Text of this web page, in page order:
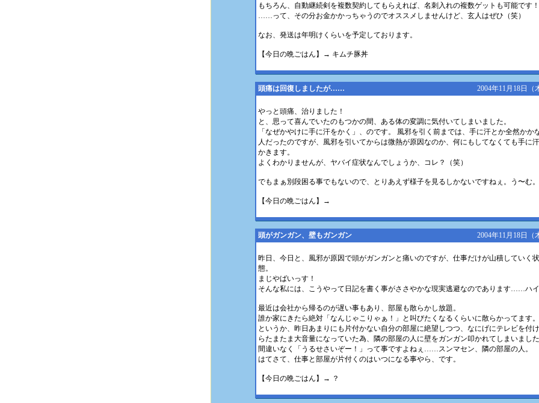
もちろん、自動継続剣を複数契約してもらえれば、名刺入れの複数ゲットも可能です！
……って、その分お金かかっちゃうのでオススメしませんけど、玄人はぜひ（笑）
なお、発送は年明けくらいを予定しております。
【今日の晩ごはん】→ キムチ豚丼
頭痛は回復しましたが…… 2004年11月18日（
やっと頭痛、治りました！
と、思って喜んでいたのもつかの間、ある体の変調に気付いてしまいました。
「なぜかやけに手に汗をかく」、のです。 風邪を引く前までは、手に汗とか全然かか
人だったのですが、風邪を引いてからは微熱が原因なのか、何にもしてなくても手に
かきます。
よくわかりませんが、ヤバイ症状なんでしょうか、コレ？（笑）
でもまぁ別段困る事でもないので、とりあえず様子を見るしかないですねぇ。う〜む。
【今日の晩ごはん】→
頭がガンガン、壁もガンガン 2004年11月18日（
昨日、今日と、風邪が原因で頭がガンガンと痛いのですが、仕事だけが山積していく状
態。
まじやばいっす！
そんな私には、こうやって日記を書く事がささやかな現実逃避なのであります……ハイ
最近は会社から帰るのが遅い事もあり、部屋も散らかし放題。
誰か家にきたら絶対「なんじゃこりゃぁ！」と叫びたくなるくらいに散らかってます。
というか、昨日あまりにも片付かない自分の部屋に絶望しつつ、なにげにテレビを付
らたまたま大音量になっていた為、隣の部屋の人に壁をガンガン叩かれてしまいました
間違いなく「うるせさいぞー！」って事ですよねぇ……スンマセン、隣の部屋の人。
はてさて、仕事と部屋が片付くのはいつになる事やら、です。
【今日の晩ごはん】→ ？